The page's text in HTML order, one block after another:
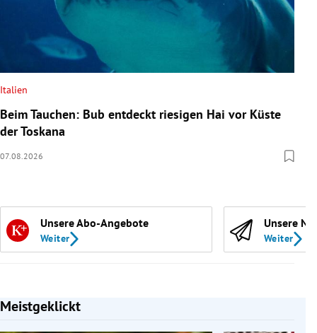
Italien
Beim Tauchen: Bub entdeckt riesigen Hai vor Küste
der Toskana
07.08.2026
Unsere Abo-Angebote
Weiter
Unsere
Weiter
Meistgeklickt
Slide 1 von 7